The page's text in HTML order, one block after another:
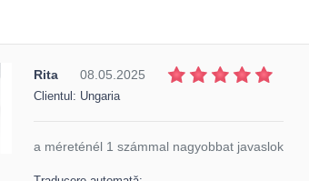
Rita 08.05.2025
Clientul: Ungaria
a méreténél 1 számmal nagyobbat javaslok